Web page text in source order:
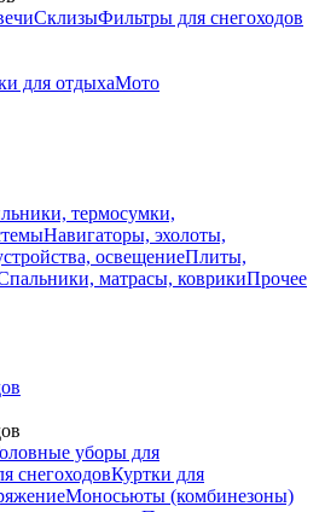
СклизыФильтры для снегоходов
для отдыхаМото
термосумки,
Навигаторы, эхолоты,
освещениеПлиты,
матрасы, коврикиПрочее
уборы для
снегоходовКуртки для
Моносьюты (комбинезоны)